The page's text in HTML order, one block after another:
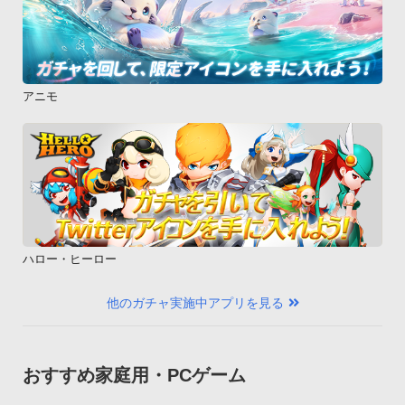
アニモ
ハロー・ヒーロー
他のガチャ実施中アプリを見る
おすすめ家庭用・PCゲーム